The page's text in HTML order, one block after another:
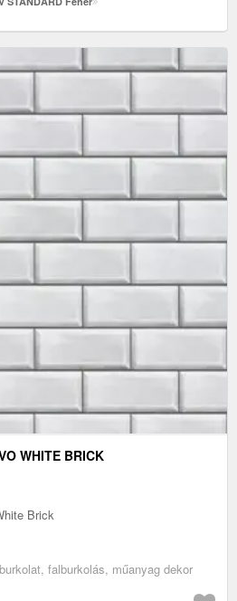
WHITE BRICK
Brick
falburkolás, műanyag dekor